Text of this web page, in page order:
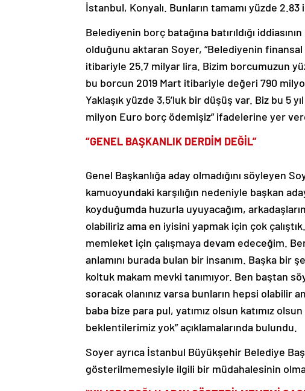
İstanbul, Konyalı. Bunların tamamı yüzde 2.83
Belediyenin borç batağına batırıldığı
olduğunu aktaran Soyer, “Belediyenin
itibariyle 25.7 milyar lira. Bizim borcumuzun
bu borcun 2019 Mart itibariyle değeri 790
Yaklaşık yüzde 3,5’luk bir düşüş var. Biz bu 5
milyon Euro borç ödemişiz” ifadelerine yer
“GENEL BAŞKANLIK DERDİM DEĞİL”
Genel Başkanlığa aday olmadığını söyleyen
kamuoyundaki karşılığın nedeniyle başkan
koyduğumda huzurla uyuyacağım,
olabiliriz ama en iyisini yapmak için çok
memleket için çalışmaya devam edeceğim.
anlamını burada bulan bir insanım. Başka bir
koltuk makam mevki tanımıyor. Ben baştan
soracak olanınız varsa bunların hepsi olabilir
baba bize para pul, yatımız olsun katımız
beklentilerimiz yok” açıklamalarında bulundu.
Soyer ayrıca İstanbul Büyükşehir Belediye
gösterilmemesiyle ilgili bir müdahalesinin